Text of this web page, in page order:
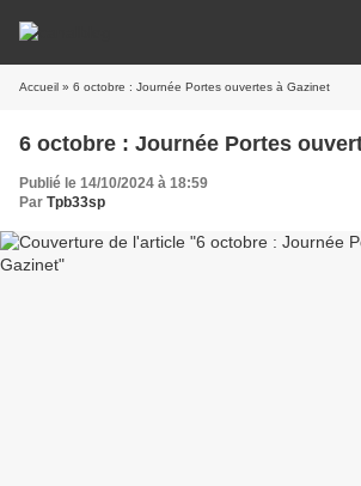
Accueil » 6 octobre : Journée Portes ouvertes à Gazinet
6 octobre : Journée Portes
Publié le 14/10/2024 à 18:59
Par Tpb33sp